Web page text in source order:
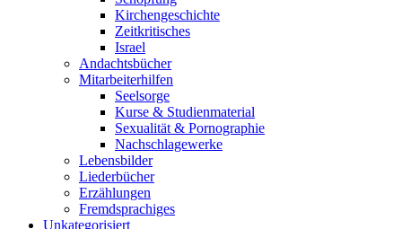
Kirchengeschichte
Zeitkritisches
Israel
Andachtsbücher
Mitarbeiterhilfen
Seelsorge
Kurse & Studienmaterial
Sexualität & Pornographie
Nachschlagewerke
Lebensbilder
Liederbücher
Erzählungen
Fremdsprachiges
Unkategorisiert